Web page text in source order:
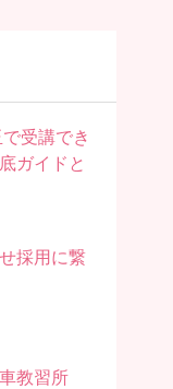
受講でき
ガイドと
採用に繋
教習所